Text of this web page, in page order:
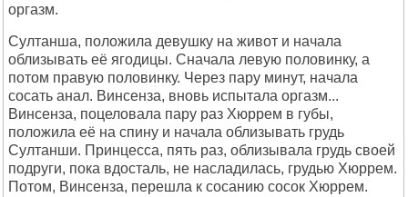
оргазм.
Султанша, положила девушку на живот и начала
облизывать её ягодицы. Сначала левую половинку, а
потом правую половинку. Через пару минут, начала
сосать анал. Винсенза, вновь испытала оргазм...
Винсенза, поцеловала пару раз Хюррем в губы,
положила её на спину и начала облизывать грудь
Султанши. Принцесса, пять раз, облизывала грудь своей
подруги, пока вдосталь, не насладилась, грудью Хюррем.
Потом, Винсенза, перешла к сосанию сосок Хюррем.